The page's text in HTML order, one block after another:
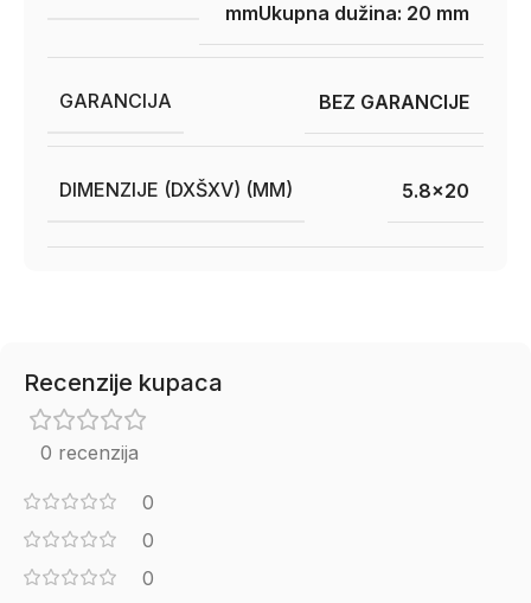
mmUkupna dužina: 20 mm
GARANCIJA BEZ GARANCIJE
DIMENZIJE (DXŠXV) (MM) 5.8×20
Recenzije kupaca
0 recenzija
0
0
0